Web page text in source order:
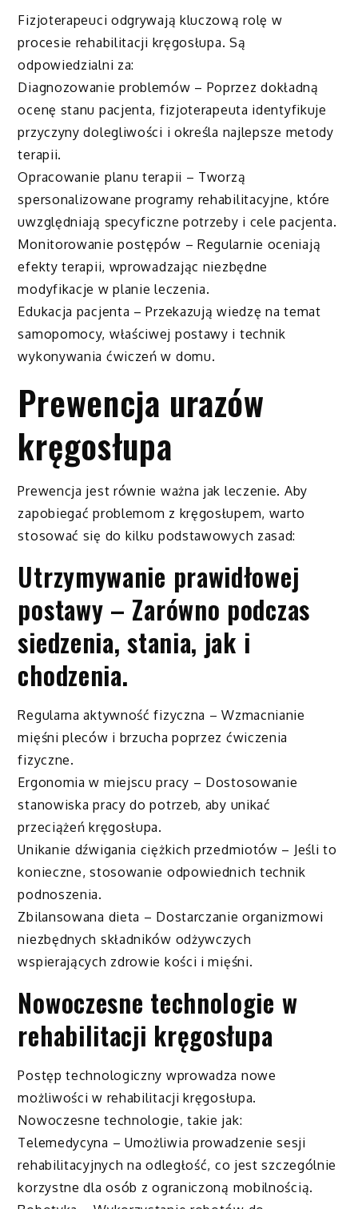
Fizjoterapeuci odgrywają kluczową rolę w
procesie rehabilitacji kręgosłupa. Są
odpowiedzialni za:
Diagnozowanie problemów – Poprzez dokładną
ocenę stanu pacjenta, fizjoterapeuta identyfikuje
przyczyny dolegliwości i określa najlepsze metody
terapii.
Opracowanie planu terapii – Tworzą
spersonalizowane programy rehabilitacyjne, które
uwzględniają specyficzne potrzeby i cele pacjenta.
Monitorowanie postępów – Regularnie oceniają
efekty terapii, wprowadzając niezbędne
modyfikacje w planie leczenia.
Edukacja pacjenta – Przekazują wiedzę na temat
samopomocy, właściwej postawy i technik
wykonywania ćwiczeń w domu.
Prewencja urazów
kręgosłupa
Prewencja jest równie ważna jak leczenie. Aby
zapobiegać problemom z kręgosłupem, warto
stosować się do kilku podstawowych zasad:
Utrzymywanie prawidłowej
postawy – Zarówno podczas
siedzenia, stania, jak i
chodzenia.
Regularna aktywność fizyczna – Wzmacnianie
mięśni pleców i brzucha poprzez ćwiczenia
fizyczne.
Ergonomia w miejscu pracy – Dostosowanie
stanowiska pracy do potrzeb, aby unikać
przeciążeń kręgosłupa.
Unikanie dźwigania ciężkich przedmiotów – Jeśli to
konieczne, stosowanie odpowiednich technik
podnoszenia.
Zbilansowana dieta – Dostarczanie organizmowi
niezbędnych składników odżywczych
wspierających zdrowie kości i mięśni.
Nowoczesne technologie w
rehabilitacji kręgosłupa
Postęp technologiczny wprowadza nowe
możliwości w rehabilitacji kręgosłupa.
Nowoczesne technologie, takie jak:
Telemedycyna – Umożliwia prowadzenie sesji
rehabilitacyjnych na odległość, co jest szczególnie
korzystne dla osób z ograniczoną mobilnością.